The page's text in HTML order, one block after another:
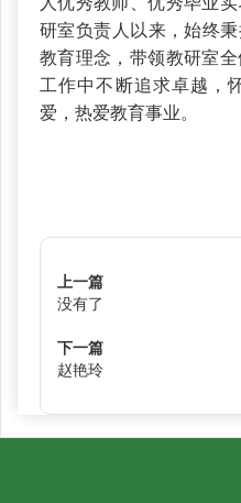
研室负责人以来，始终
教育理念，带领教研室
工作中不断追求卓越，
爱，热爱教育事业。
上一篇
没有了
下一篇
赵艳玲